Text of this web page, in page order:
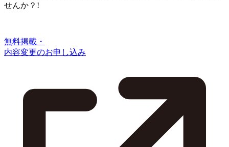
せんか？!
無料掲載・
内容変更のお申し込み